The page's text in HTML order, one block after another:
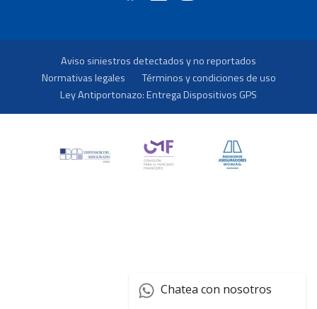
Chatea con nosotros
Aviso siniestros detectados y no reportados
Normativas legales
Términos y condiciones de uso
Ley Antiportonazo: Entrega Dispositivos GPS